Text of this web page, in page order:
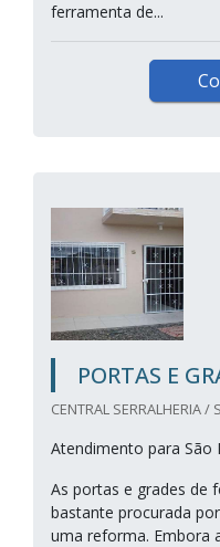
ferramenta de...
PORTAS E
CENTRAL SERRALHERIA /
Atendimento para São
As portas e grades de
bastante procurada
uma reforma. Embora